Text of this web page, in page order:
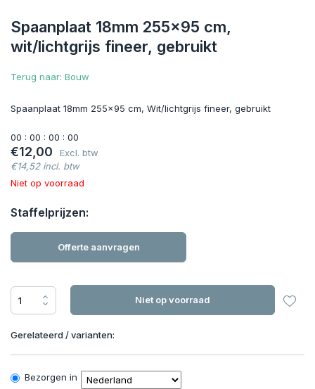
Spaanplaat 18mm 255x95 cm,
wit/lichtgrijs fineer, gebruikt
Terug naar: Bouw
Spaanplaat 18mm 255x95 cm, Wit/lichtgrijs fineer, gebruikt
00 : 00 : 00 : 00
€12,00
Excl. btw
€14,52 incl. btw
Niet op voorraad
Staffelprijzen:
Offerte aanvragen
Niet op voorraad
Gerelateerd / varianten:
Bezorgen in